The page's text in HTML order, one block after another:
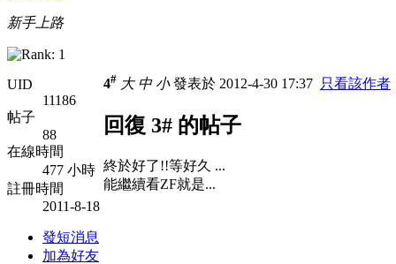
新手上路
UID
11186
帖子
88
在線時間
477 小時
註冊時間
2011-8-18
發短消息
加為好友
4# 大 中 小發表於 2012-4-30 17:37 只看該作者
回復 3# 的帖子
終於好了!!等好久 ...
能繼續看ZF就是...